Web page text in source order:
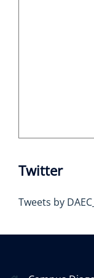
Twitter
Tweets by